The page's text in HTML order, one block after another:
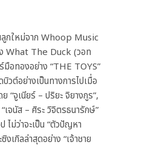
ลูกใหม่จาก Whoop Music
What The Duck (วอท
มือทองอย่าง “THE TOYS”
ต์อย่างเป็นทางการไปเมื่อ
“จูเนียร์ – ปริยะ จิยางกูร”,
จนัส – ศิระ วิจิตรธนารักษ์”
ไม่ว่าจะเป็น “ตัวปัญหา
เกิลล่าสุดอย่าง “เจ้าชาย